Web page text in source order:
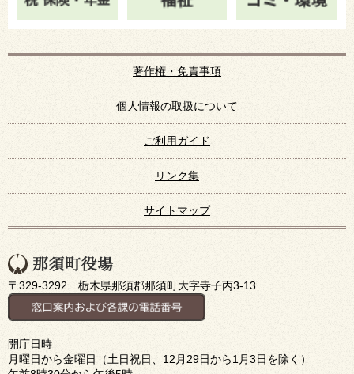
著作権・免責事項
個人情報の取扱について
ご利用ガイド
リンク集
サイトマップ
〒329-3292 栃木県那須郡那須町大字寺子丙3-13
開庁日時
月曜日から金曜日（土日祝日、12月29日から1月3日を除く）